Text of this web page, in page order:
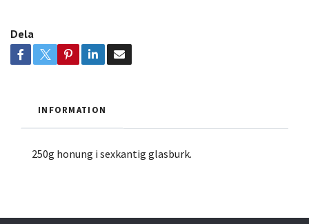
Dela
INFORMATION
250g honung i sexkantig glasburk.